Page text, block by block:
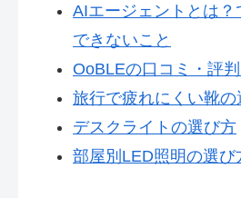
AIエージェントとは？
できないこと
OoBLEの口コミ・評
旅行で疲れにくい靴の
デスクライトの選び方
部屋別LED照明の選び